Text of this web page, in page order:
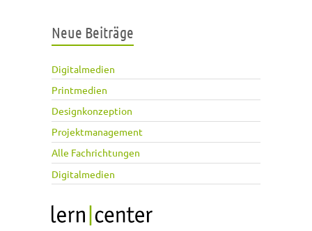
Neue Beiträge
Digitalmedien
Printmedien
Designkonzeption
Projektmanagement
Alle Fachrichtungen
Digitalmedien